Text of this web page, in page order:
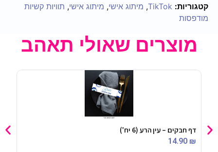
קטגוריות: TikTok
, מיתוג אישי, מיתוג אישי, תוויות קשיות
מודפסות
מוצרים שאולי תאהב
דף חבקים – עין הרע (6 יח')
14.90 ₪